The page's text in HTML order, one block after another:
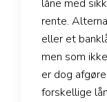
låne med
rente.
eller et
men som
er dog
forskellige